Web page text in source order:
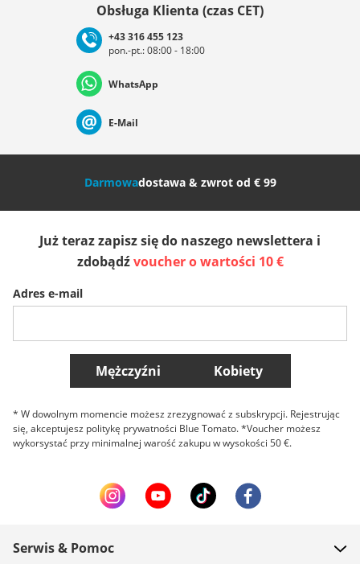
Deutschland Österreich
Nederland Italia (Italiano) Italien (Deutsch)
Slovenija België (Nederlands)
Belgique (Français) Danmark Norge
Więcej krajów
Obsługa Klienta (czas CET)
+43 316 455 123
pon.-pt.: 08:00 - 18:00
WhatsApp
E-Mail
Darmowadostawa & zwrot od € 99
Już teraz zapisz się do naszego newslettera i
zdobądźvoucher o wartości 10 €
Adres e-mail
Mężczyźni Kobiety
* W dowolnym momencie możesz zrezygnować z subskrypcji. Rejestrując
się, akceptujesz politykę prywatności Blue Tomato. *Voucher możesz
wykorsystać przy minimalnej warość zakupu w wysokości 50 €.
Serwis & Pomoc